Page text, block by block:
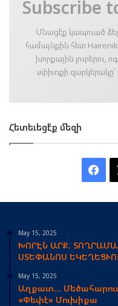
Subscribe
Մնացէ՛ք կապուած
համայնքին հետ Hairenik
խորքային լուրերու,
սփիւռքի զարկերակը՝
Հետեւեցէ՛ք մեզի
May 15, 2025
ԽՈՐԷՆ ԱՐՔ.
ՍՏԵՓԱՆՈՍ
May 15, 2025
Աղքատ…
«Փեփէ» Մուխիքա